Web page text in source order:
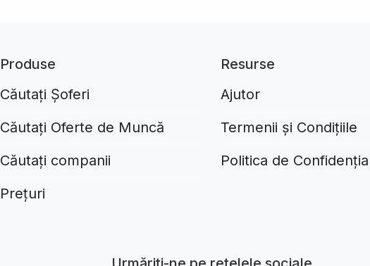
Produse
Căutați Șoferi
Căutați Oferte de Muncă
Căutați companii
Prețuri
Resurse
Ajutor
Termenii și Condițiile
Politica de